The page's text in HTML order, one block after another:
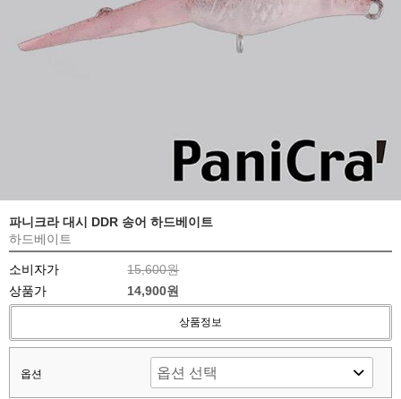
파니크라 대시 DDR 송어 하드베이트
하드베이트
소비자가
15,600원
상품가
14,900원
상품정보
옵션